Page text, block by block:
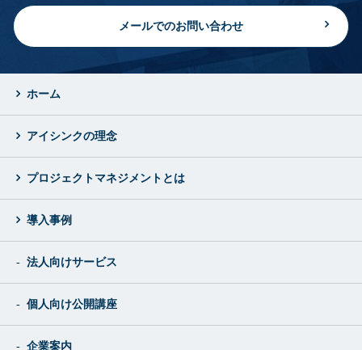
メールでのお問い合わせ
ホーム
アイシンクの理念
プロジェクトマネジメントとは
導入事例
法人向けサービス
個人向け公開講座
企業案内